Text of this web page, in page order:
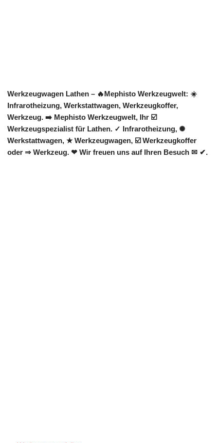
Werkzeugwagen Lathen – 🔥Mephisto Werkzeugwelt: ☀️
Infrarotheizung, Werkstattwagen, Werkzeugkoffer,
Werkzeug. ➡️ Mephisto Werkzeugwelt, Ihr ☑️
Werkzeugspezialist für Lathen. ✓ Infrarotheizung, ✺
Werkstattwagen, ★ Werkzeugwagen, ☑️ Werkzeugkoffer
oder ⇒ Werkzeug. ❤ Wir freuen uns auf Ihren Besuch ✉ ✔.